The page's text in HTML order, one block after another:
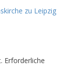
zu Leipzig
Erforderliche